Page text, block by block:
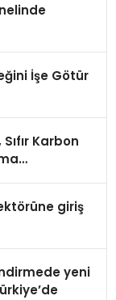
İşe Götür
Karbon
giriş
yeni